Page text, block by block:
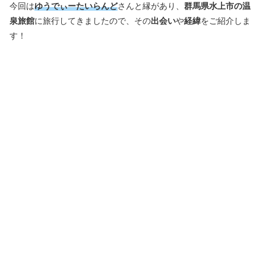
今回はゆうでぃーたいらんどさんと縁があり、 群馬県水上市の温
泉旅館に旅行してきましたので、その出会いや経緯をご紹介しま
す！